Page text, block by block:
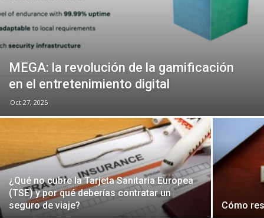
MEGA: la revolución de la gamificación
en el entretenimiento digital
Oct 27, 2025
¿Qué no cubre la Tarjeta Sanitaria Europea
(TSE) y por qué deberías contratar un
seguro de viaje?
Cómo